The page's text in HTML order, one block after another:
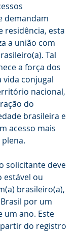
demandam
residência, esta
a união com
Tal
a força dos
vida conjugal
nacional,
do
brasileira e
acesso mais
solicitante deve
estável ou
brasileiro(a),
por um
um ano. Este
do registro